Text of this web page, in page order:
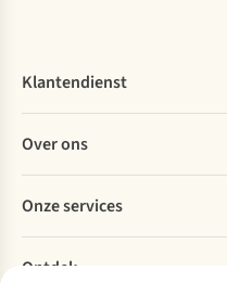
Klantendienst
Bestellen
Betalen
Levering
Retourneren
Bestelling herroepen
Over ons
Explore More
Verantwoord ondernemen
Over Ayacucho
Onze services
Ontdek